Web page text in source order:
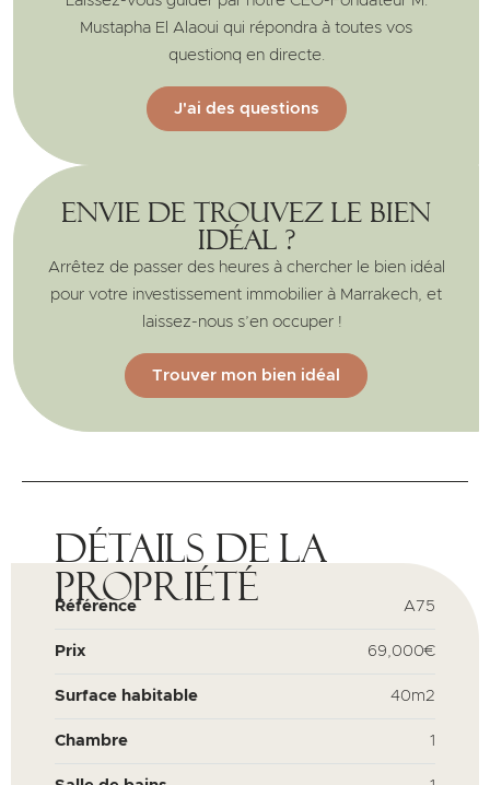
Envie de trouvez le bien
idéal ?
Arrêtez de passer des heures à chercher le bien idéal
pour votre investissement immobilier à Marrakech, et
laissez-nous s’en occuper !
Trouver mon bien idéal
Mustapha El Alaoui qui répondra à toutes vos
questionq en directe.
J'ai des questions
Détails de la
propriété
Référence A75
Prix 69,000€
Surface habitable 40m2
Chambre 1